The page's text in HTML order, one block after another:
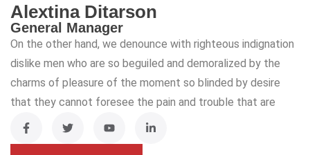
Alextina Ditarson
General Manager
On the other hand, we denounce with righteous indignation
dislike men who are so beguiled and demoralized by the
charms of pleasure of the moment so blinded by desire
that they cannot foresee the pain and trouble that are